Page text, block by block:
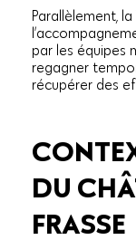
Parallèlement,
par les équipes
regagner
récupérer des
DU
FRASSE